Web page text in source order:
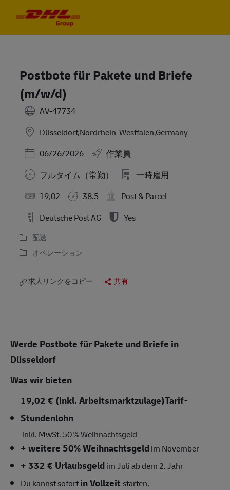
Postbote für Pakete und Briefe
(m/w/d)
AV-47734
Düsseldorf,Nordrhein-Westfalen,Germany
Posted Date
06/26/2026
作業員
フルタイム（常勤）
一時雇用
19,02
38.5
Post & Parcel
Deutsche Post AG
Yes
配送
オペレーション
求人リンクをコピー 共有
Werde Postbote für Pakete und Briefe in
Düsseldorf
Was wir bieten
19,02 € (inkl. Arbeitsmarktzulage)Tarif-
Stundenlohn
inkl. MwSt. 50 % Weihnachtsgeld
+ weitere 50% Weihnachtsgeldim November
+ 332 € Urlaubsgeldim Juli ab dem 2. Jahr
Du kannst sofortin Vollzeit starten,